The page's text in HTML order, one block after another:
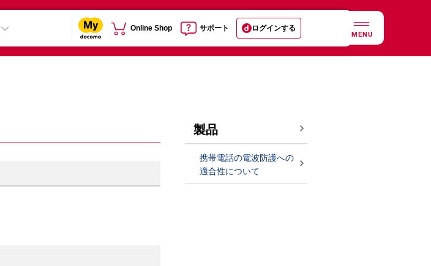
Online Shop サポート ログインする
MENU
製品
携帯電話の電波防護への
適合性について